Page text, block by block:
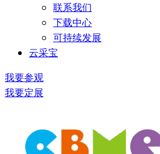
联系我们
下载中心
可持续发展
云采宝
我要参观
我要定展